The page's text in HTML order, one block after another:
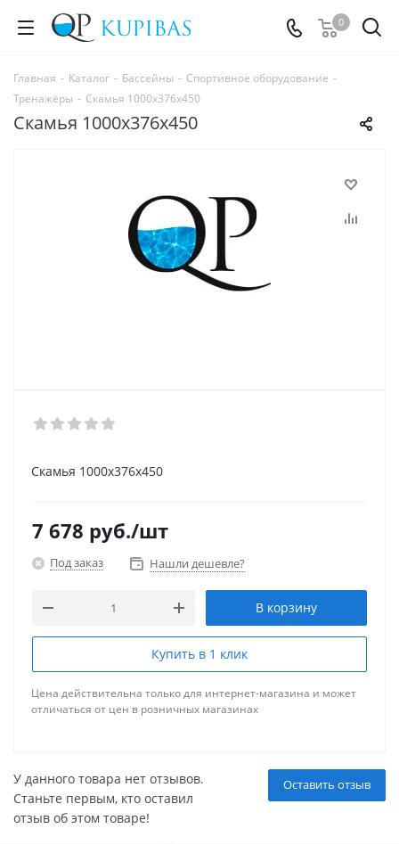
0
Главная - Каталог - Бассейны - Спортивное оборудование -
Тренажёры - Скамья 1000х376х450
Скамья 1000х376х450
Скамья 1000х376х450
7 678 руб./шт
Под заказ Нашли дешевле?
В корзину
Купить в 1 клик
Цена действительна только для интернет-магазина и может
отличаться от цен в розничных магазинах
Оставить отзыв
У данного товара нет отзывов.
Станьте первым, кто оставил
отзыв об этом товаре!